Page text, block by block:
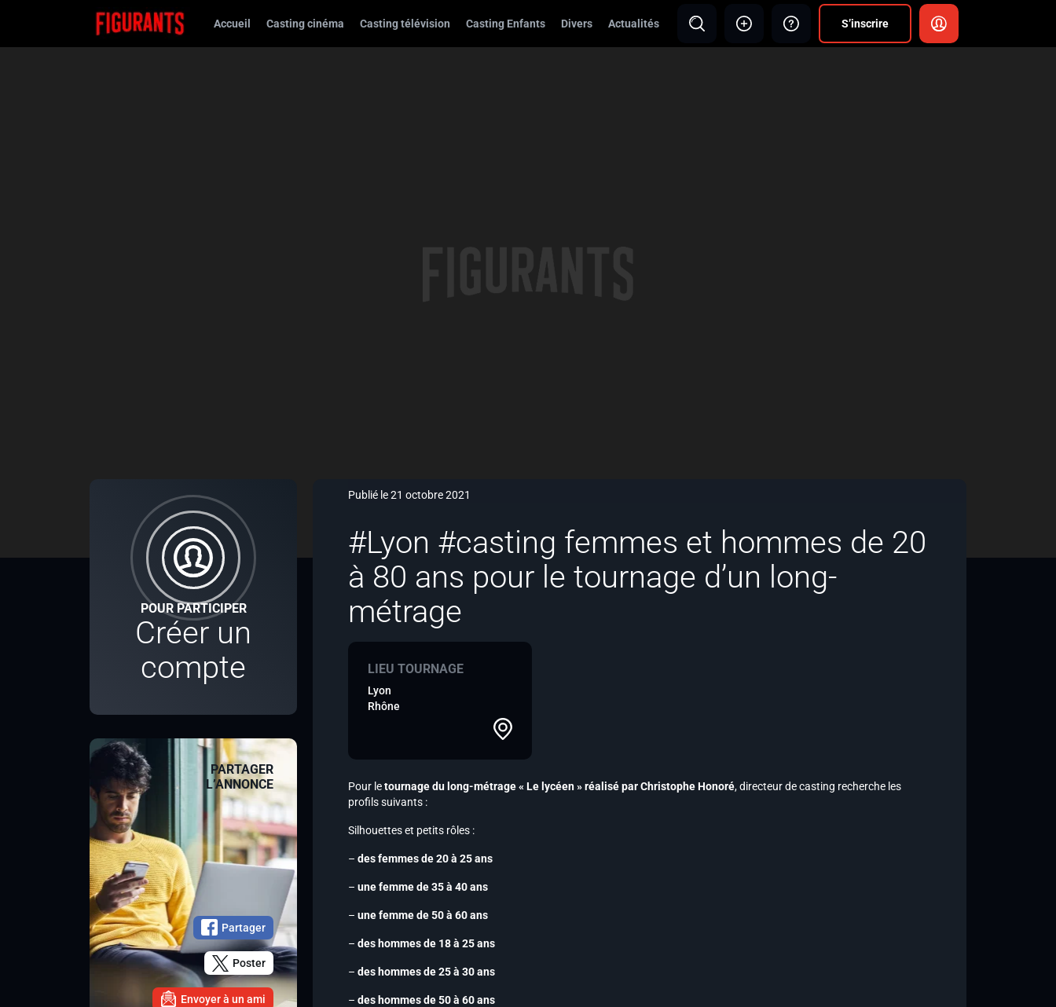
Accueil Casting cinéma Casting télévision Casting Enfants Divers Actualités S’inscrire
POUR PARTICIPER
Créer un
compte
PARTAGER
L’ANNONCE
Partager
Poster
Envoyer à un ami
Publié le 21 octobre 2021
#Lyon #casting femmes et hommes de 20
à 80 ans pour le tournage d’un long-
métrage
LIEU TOURNAGE
Lyon
Rhône
Pour letournage du long-métrage « Le lycéen » réalisé par Christophe Honoré, directeur de casting recherche les
profils suivants :
Silhouettes et petits rôles :
– des femmes de 20 à 25 ans
– une femme de 35 à 40 ans
– une femme de 50 à 60 ans
– des hommes de 18 à 25 ans
– des hommes de 25 à 30 ans
– des hommes de 50 à 60 ans